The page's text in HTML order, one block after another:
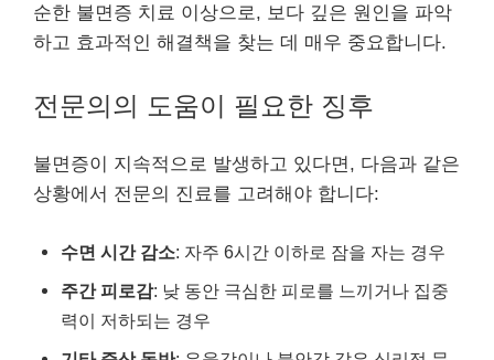
순한 불면증 치료 이상으로, 보다 깊은 원인을 파악
하고 효과적인 해결책을 찾는 데 매우 중요합니다.
전문의의 도움이 필요한 징후
불면증이 지속적으로 발생하고 있다면, 다음과 같은
상황에서 전문의 진료를 고려해야 합니다:
수면 시간 감소: 자주 6시간 이하로 잠을 자는 경우
주간 피로감: 낮 동안 극심한 피로를 느끼거나 집중
력이 저하되는 경우